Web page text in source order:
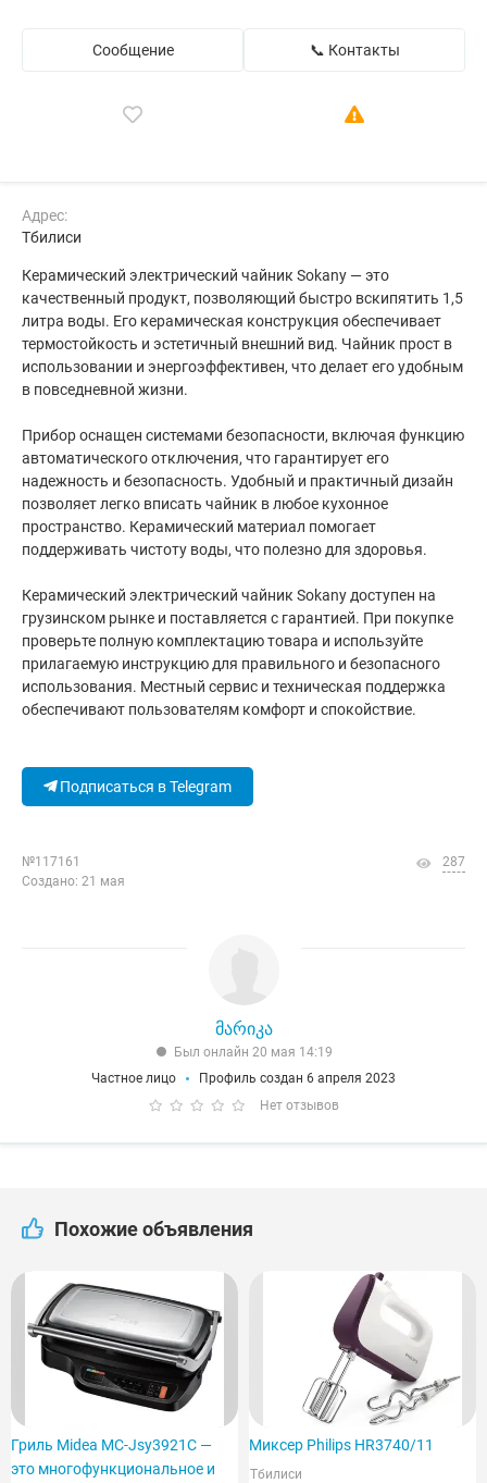
Сообщение 📞 Контакты
Адрес:
Тбилиси
Керамический электрический чайник Sokany — это
качественный продукт, позволяющий быстро вскипятить 1,5
литра воды. Его керамическая конструкция обеспечивает
термостойкость и эстетичный внешний вид. Чайник прост в
использовании и энергоэффективен, что делает его удобным
в повседневной жизни.
Прибор оснащен системами безопасности, включая функцию
автоматического отключения, что гарантирует его
надежность и безопасность. Удобный и практичный дизайн
позволяет легко вписать чайник в любое кухонное
пространство. Керамический материал помогает
поддерживать чистоту воды, что полезно для здоровья.
Керамический электрический чайник Sokany доступен на
грузинском рынке и поставляется с гарантией. При покупке
проверьте полную комплектацию товара и используйте
прилагаемую инструкцию для правильного и безопасного
использования. Местный сервис и техническая поддержка
обеспечивают пользователям комфорт и спокойствие.
Подписаться в Telegram
№117161
Создано: 21 мая
287
მარიკა
Был онлайн 20 мая 14:19
Частное лицо
Профиль создан 6 апреля 2023
Нет отзывов
Похожие объявления
Гриль Midea MC-Jsy3921C —
это многофункциональное и
Миксер Philips HR3740/11
Тбилиси